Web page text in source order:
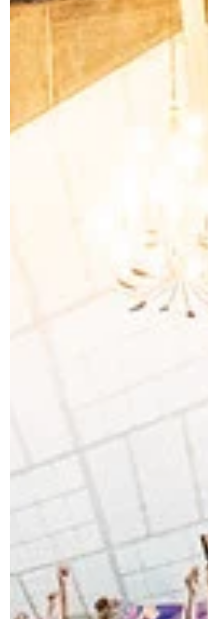
Empresas e dirigentes afirmam que desastre foi imprevisível e
negam responsabilidade criminal. O julgamento do recurso do
MPF será feito pelo TRF-6